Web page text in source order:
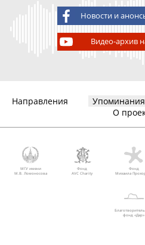
Новости и
Видео-архив
Направления Упоминания
О
МГУ имени
М.В. Ломоносова
Фонд
AVC Charity
Фонд
Михаила
фонд «Дар»